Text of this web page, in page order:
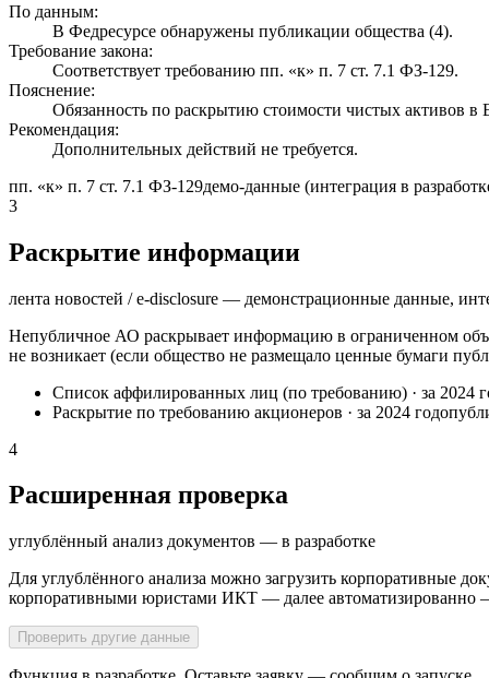
По данным:
В Федресурсе обнаружены публикации общества (4).
Требование закона:
Соответствует требованию пп. «к» п. 7 ст. 7.1 ФЗ-129.
Пояснение:
Обязанность по раскрытию стоимости чистых
Рекомендация:
Дополнительных действий не требуется.
пп. «к» п. 7 ст. 7.1 ФЗ-129демо-данные (интеграция в
3
Раскрытие информации
лента новостей / e-disclosure — демонстрационные данные,
Непубличное АО раскрывает информацию в ограниченном
не возникает (если общество не размещало ценные бумаги
Список аффилированных лиц (по требованию) · за 2024
Раскрытие по требованию акционеров · за 2024 год
4
Расширенная проверка
углублённый анализ документов — в разработке
Для углублённого анализа можно загрузить корпоративные
корпоративными юристами ИКТ — далее автоматизированно —
Проверить другие данные